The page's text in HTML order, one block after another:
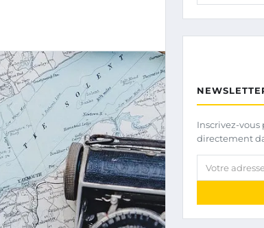
Inscrivez-vous
directement
Votre